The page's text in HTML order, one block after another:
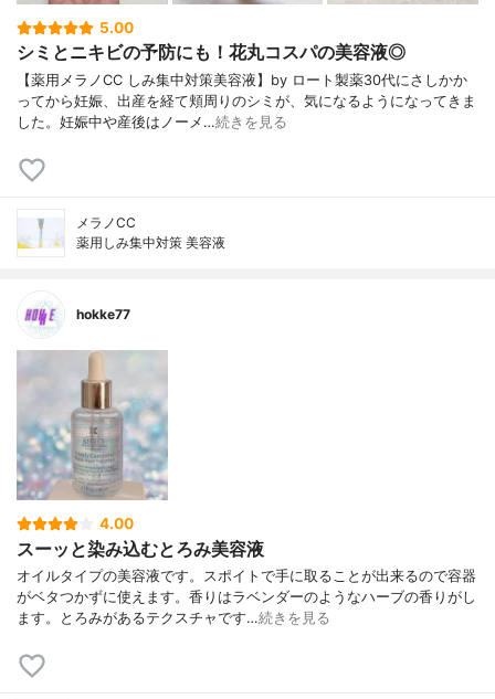
5.00
シミとニキビの予防にも！花丸コスパの美容液◎
【薬用メラノCC しみ集中対策美容液】by ロート製薬30代にさしかか
ってから妊娠、出産を経て頬周りのシミが、気になるようになってきま
した。妊娠中や産後はノーメ…続きを見る
メラノCC
薬用しみ集中対策 美容液
hokke77
4.00
スーッと染み込むとろみ美容液
オイルタイプの美容液です。スポイトで手に取ることが出来るので容器
がベタつかずに使えます。香りはラベンダーのようなハーブの香りがし
ます。とろみがあるテクスチャです…続きを見る